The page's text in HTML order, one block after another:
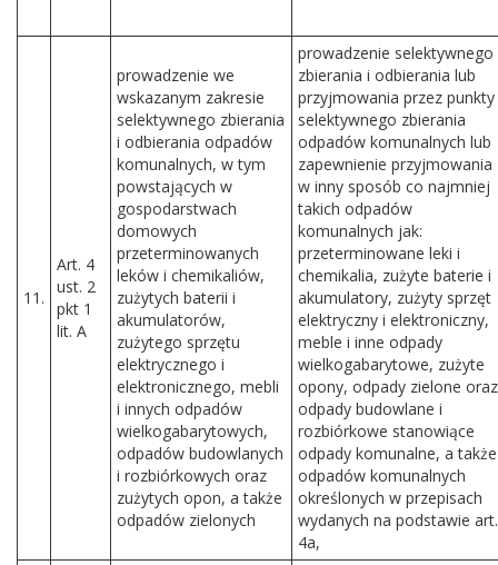
11.
Art. 4
ust. 2
pkt 1
lit. A
prowadzenie we
wskazanym zakresie
selektywnego zbierania
i odbierania odpadów
komunalnych, w tym
powstających w
gospodarstwach
domowych
przeterminowanych
leków i chemikaliów,
zużytych baterii i
akumulatorów,
zużytego sprzętu
elektrycznego i
elektronicznego, mebli
i innych odpadów
wielkogabarytowych,
odpadów budowlanych
i rozbiórkowych oraz
zużytych opon, a także
odpadów zielonych
prowadzenie selektywnego
zbierania i odbierania lub
przyjmowania przez punkty
selektywnego zbierania
odpadów komunalnych lub
zapewnienie przyjmowania
w inny sposób co najmniej
takich odpadów
komunalnych jak:
przeterminowane leki i
chemikalia, zużyte baterie i
akumulatory, zużyty sprzęt
elektryczny i elektroniczny,
meble i inne odpady
wielkogabarytowe, zużyte
opony, odpady zielone oraz
odpady budowlane i
rozbiórkowe stanowiące
odpady komunalne, a także
odpadów komunalnych
określonych w przepisach
wydanych na podstawie art.
4a,